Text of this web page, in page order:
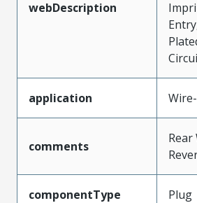
webDescription
application
comments
componentType Plug